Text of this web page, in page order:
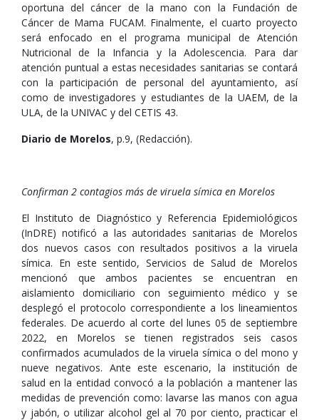
oportuna del cáncer de la mano con la Fundación de
Cáncer de Mama FUCAM. Finalmente, el cuarto proyecto
será enfocado en el programa municipal de Atención
Nutricional de la Infancia y la Adolescencia. Para dar
atención puntual a estas necesidades sanitarias se contará
con la participación de personal del ayuntamiento, así
como de investigadores y estudiantes de la UAEM, de la
ULA, de la UNIVAC y del CETIS 43.
Diario de Morelos, p.9, (Redacción).
Confirman 2 contagios más de viruela símica en Morelos
El Instituto de Diagnóstico y Referencia Epidemiológicos
(InDRE) notificó a las autoridades sanitarias de Morelos
dos nuevos casos con resultados positivos a la viruela
símica. En este sentido, Servicios de Salud de Morelos
mencionó que ambos pacientes se encuentran en
aislamiento domiciliario con seguimiento médico y se
desplegó el protocolo correspondiente a los lineamientos
federales. De acuerdo al corte del lunes 05 de septiembre
2022, en Morelos se tienen registrados seis casos
confirmados acumulados de la viruela símica o del mono y
nueve negativos. Ante este escenario, la institución de
salud en la entidad convocó a la población a mantener las
medidas de prevención como: lavarse las manos con agua
y jabón, o utilizar alcohol gel al 70 por ciento, practicar el